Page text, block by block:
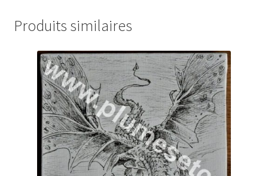
Produits similaires